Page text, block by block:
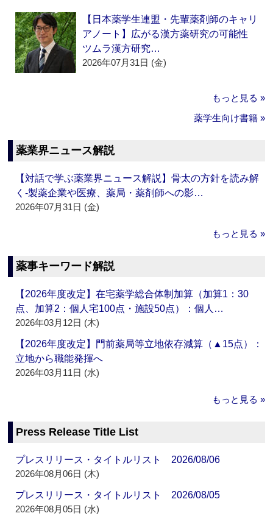
【日本薬学生連盟・先輩薬剤師のキャリ
アノート】広がる漢方薬研究の可能性
ツムラ漢方研究…
2026年07月31日 (金)
もっと見る »
薬学生向け書籍 »
薬業界ニュース解説
【対話で学ぶ薬業界ニュース解説】骨太の方針を読み解
く‐製薬企業や医療、薬局・薬剤師への影…
2026年07月31日 (金)
もっと見る »
薬事キーワード解説
【2026年度改定】在宅薬学総合体制加算（加算1：30
点、加算2：個人宅100点・施設50点）：個人…
2026年03月12日 (木)
【2026年度改定】門前薬局等立地依存減算（▲15点）：
立地から職能発揮へ
2026年03月11日 (水)
もっと見る »
Press Release Title List
プレスリリース・タイトルリスト 2026/08/06
2026年08月06日 (木)
プレスリリース・タイトルリスト 2026/08/05
2026年08月05日 (水)